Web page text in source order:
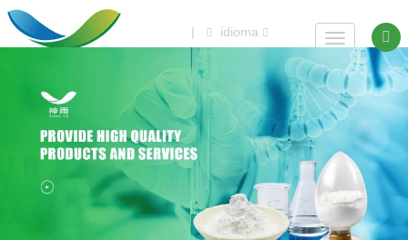
| idioma